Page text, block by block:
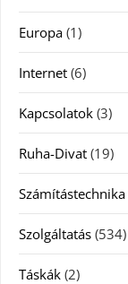
Europa (1)
Internet (6)
Kapcsolatok (3)
Ruha-Divat (19)
Számítástechnika
Szolgáltatás (534)
Táskák (2)